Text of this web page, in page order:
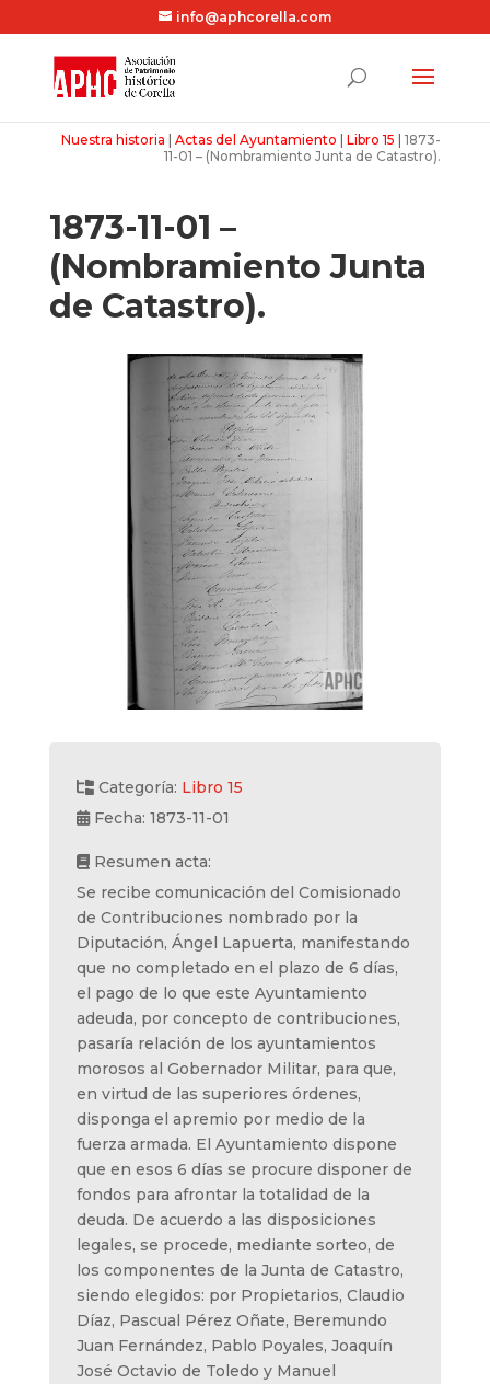
info@aphcorella.com
Nuestra historia |Actas del Ayuntamiento |Libro 15 |1873-
11-01 – (Nombramiento Junta de Catastro).
1873-11-01 –
(Nombramiento Junta
de Catastro).
Categoría: Libro 15
Fecha: 1873-11-01
Resumen acta:
Se recibe comunicación del Comisionado
de Contribuciones nombrado por la
Diputación, Ángel Lapuerta, manifestando
que no completado en el plazo de 6 días,
el pago de lo que este Ayuntamiento
adeuda, por concepto de contribuciones,
pasaría relación de los ayuntamientos
morosos al Gobernador Militar, para que,
en virtud de las superiores órdenes,
disponga el apremio por medio de la
fuerza armada. El Ayuntamiento dispone
que en esos 6 días se procure disponer de
fondos para afrontar la totalidad de la
deuda. De acuerdo a las disposiciones
legales, se procede, mediante sorteo, de
los componentes de la Junta de Catastro,
siendo elegidos: por Propietarios, Claudio
Díaz, Pascual Pérez Oñate, Beremundo
Juan Fernández, Pablo Poyales, Joaquín
José Octavio de Toledo y Manuel